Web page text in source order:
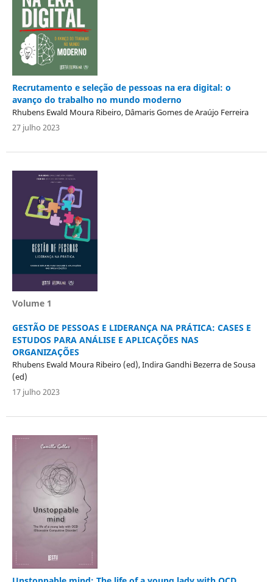
Recrutamento e seleção de pessoas na era digital: o
avanço do trabalho no mundo moderno
Rhubens Ewald Moura Ribeiro, Dâmaris Gomes de Araújo Ferreira
27 julho 2023
Volume 1
GESTÃO DE PESSOAS E LIDERANÇA NA PRÁTICA: CASES E
ESTUDOS PARA ANÁLISE E APLICAÇÕES NAS
ORGANIZAÇÕES
Rhubens Ewald Moura Ribeiro (ed), Indira Gandhi Bezerra de Sousa
(ed)
17 julho 2023